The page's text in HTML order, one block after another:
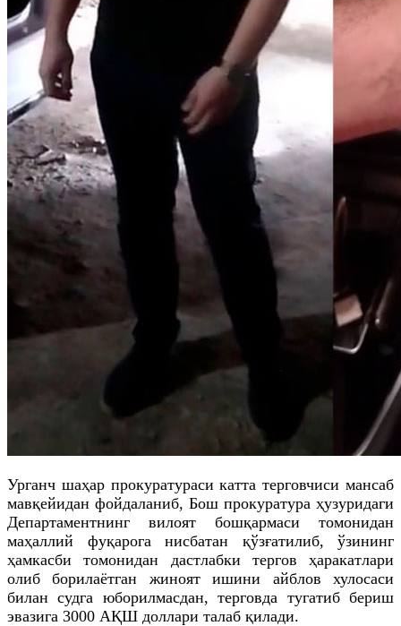
Урганч шаҳар прокуратураси катта терговчиси мансаб
мавқейидан фойдаланиб, Бош прокуратура ҳузуридаги
Департаментнинг вилоят бошқармаси томонидан
маҳаллий фуқарога нисбатан қўзғатилиб, ўзининг
ҳамкасби томонидан дастлабки тергов ҳаракатлари
олиб борилаётган жиноят ишини айблов хулосаси
билан судга юборилмасдан, терговда тугатиб бериш
эвазига 3000 АҚШ доллари талаб қилади.